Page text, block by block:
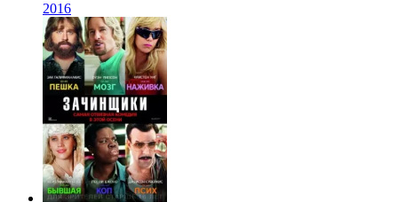
2016